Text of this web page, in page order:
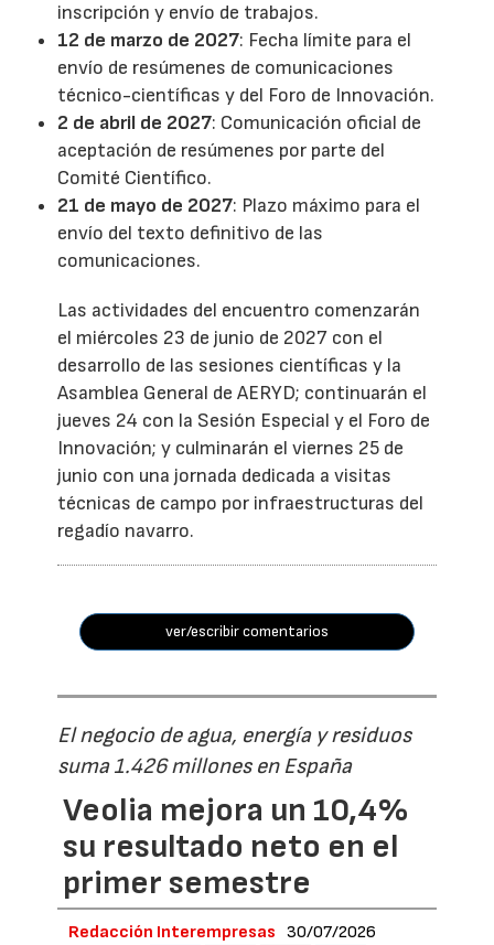
inscripción y envío de trabajos.
12 de marzo de 2027: Fecha límite para el
envío de resúmenes de comunicaciones
técnico-científicas y del Foro de Innovación.
2 de abril de 2027: Comunicación oficial de
aceptación de resúmenes por parte del
Comité Científico.
21 de mayo de 2027: Plazo máximo para el
envío del texto definitivo de las
comunicaciones.
Las actividades del encuentro comenzarán
el miércoles 23 de junio de 2027 con el
desarrollo de las sesiones científicas y la
Asamblea General de AERYD; continuarán el
jueves 24 con la Sesión Especial y el Foro de
Innovación; y culminarán el viernes 25 de
junio con una jornada dedicada a visitas
técnicas de campo por infraestructuras del
regadío navarro.
ver/escribir comentarios
El negocio de agua, energía y residuos
suma 1.426 millones en España
Veolia mejora un 10,4%
su resultado neto en el
primer semestre
Redacción Interempresas 30/07/2026